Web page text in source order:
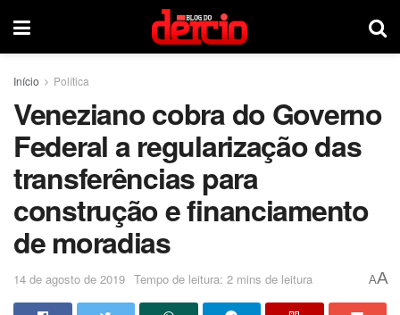
Início Política
Veneziano cobra do Governo
Federal a regularização das
transferências para
construção e financiamento
de moradias
14 de agosto de 2019 Tempo de leitura: 2 mins de leitura AA